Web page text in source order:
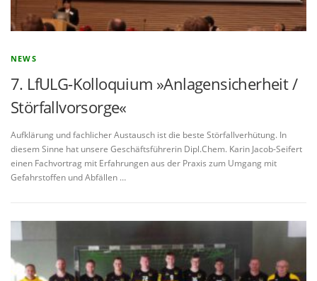
NEWS
7. LfULG-Kolloquium »Anlagensicherheit /
Störfallvorsorge«
Aufklärung und fachlicher Austausch ist die beste Störfallverhütung. In
diesem Sinne hat unsere Geschäftsführerin Dipl.Chem. Karin Jacob-Seifert
einen Fachvortrag mit Erfahrungen aus der Praxis zum Umgang mit
Gefahrstoffen und Abfällen …